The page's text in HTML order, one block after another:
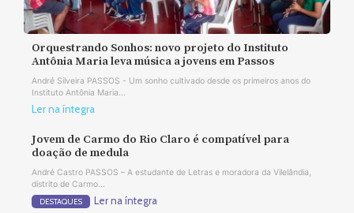
Orquestrando Sonhos: novo projeto do Instituto
Antônia Maria leva música a jovens em Passos
André Silveira PASSOS - Um sonho cultivado desde os primeiros anos do
Instituto Antônia Maria...
Ler na íntegra
Jovem de Carmo do Rio Claro é compatível para
doação de medula
André Castro PASSOS – A estudante de Letras e moradora da Vilelândia,
distrito de Carmo...
DESTAQUES Ler na íntegra